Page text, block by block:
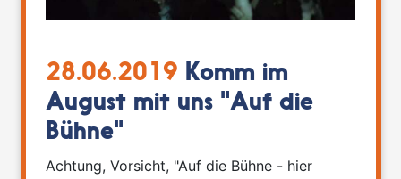
28.06.2019 Komm im
August mit uns "Auf die
Bühne"
Achtung, Vorsicht, "Auf die Bühne - hier